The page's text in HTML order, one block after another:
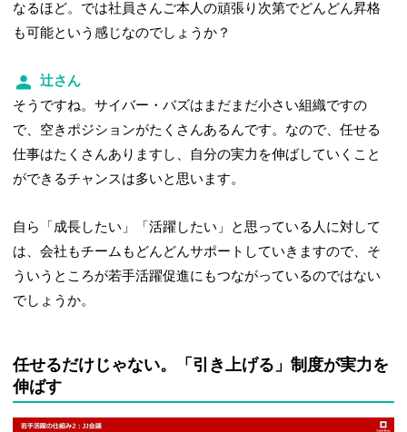
なるほど。では社員さんご本人の頑張り次第でどんどん昇格
も可能という感じなのでしょうか？
辻さん
そうですね。サイバー・バズはまだまだ小さい組織ですの
で、空きポジションがたくさんあるんです。なので、任せる
仕事はたくさんありますし、自分の実力を伸ばしていくこと
ができるチャンスは多いと思います。
自ら「成長したい」「活躍したい」と思っている人に対して
は、会社もチームもどんどんサポートしていきますので、そ
ういうところが若手活躍促進にもつながっているのではない
でしょうか。
任せるだけじゃない。「引き上げる」制度が実力を
伸ばす